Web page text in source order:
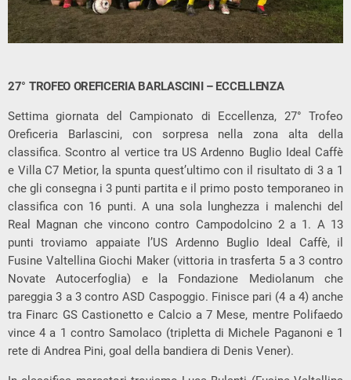
27° TROFEO OREFICERIA BARLASCINI – ECCELLENZA
Settima giornata del Campionato di Eccellenza, 27° Trofeo
Oreficeria Barlascini, con sorpresa nella zona alta della
classifica. Scontro al vertice tra US Ardenno Buglio Ideal Caffè
e Villa C7 Metior, la spunta quest’ultimo con il risultato di 3 a 1
che gli consegna i 3 punti partita e il primo posto temporaneo in
classifica con 16 punti. A una sola lunghezza i malenchi del
Real Magnan che vincono contro Campodolcino 2 a 1. A 13
punti troviamo appaiate l’US Ardenno Buglio Ideal Caffè, il
Fusine Valtellina Giochi Maker (vittoria in trasferta 5 a 3 contro
Novate Autocerfoglia) e la Fondazione Mediolanum che
pareggia 3 a 3 contro ASD Caspoggio. Finisce pari (4 a 4) anche
tra Finarc GS Castionetto e Calcio a 7 Mese, mentre Polifaedo
vince 4 a 1 contro Samolaco (tripletta di Michele Paganoni e 1
rete di Andrea Pini, goal della bandiera di Denis Vener).